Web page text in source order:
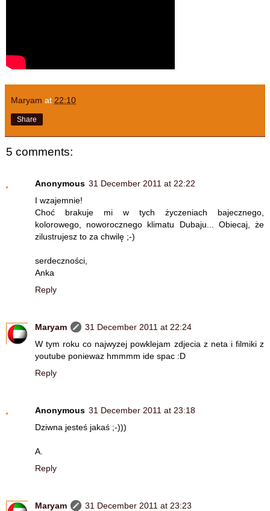
Maryam at 22:10
Share
5 comments:
Anonymous 31 December 2011 at 22:22
I wzajemnie!
Choć brakuje mi w tych życzeniach bajecznego,
kolorowego, noworocznego klimatu Dubaju... Obiecaj, że
zilustrujesz to za chwilę ;-)
serdeczności,
Anka
Reply
Maryam
31 December 2011 at 22:24
W tym roku co najwyzej powklejam zdjecia z neta i filmiki z
youtube poniewaz hmmmm ide spac :D
Reply
Anonymous 31 December 2011 at 23:18
Dziwna jesteś jakaś ;-)))
A.
Reply
Maryam
31 December 2011 at 23:23